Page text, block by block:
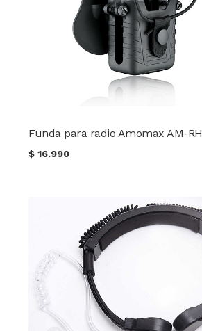
Funda para radio Amomax AM-RH
$16.990